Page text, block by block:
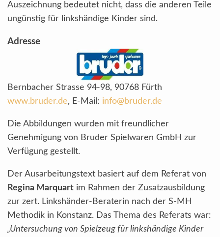
Auszeichnung bedeutet nicht, dass die anderen Teile
ungünstig für linkshändige Kinder sind.
Adresse
Bernbacher Strasse 94-98, 90768 Fürth
www.bruder.de, E-Mail: info@bruder.de
Die Abbildungen wurden mit freundlicher
Genehmigung von Bruder Spielwaren GmbH zur
Verfügung gestellt.
Der Ausarbeitungstext basiert auf dem Referat von
Regina Marquart im Rahmen der Zusatzausbildung
zur zert. Linkshänder-Beraterin nach der S-MH
Methodik in Konstanz. Das Thema des Referats war:
„Untersuchung von Spielzeug für linkshändige Kinder